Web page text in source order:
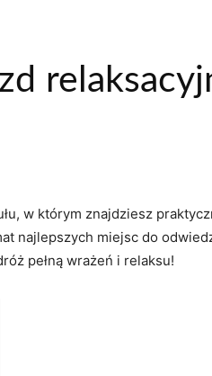
w którym znajdziesz
najlepszych⁢ miejsc⁣ do
pełną wrażeń i relaksu!